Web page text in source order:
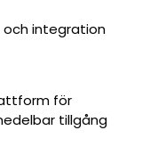
integration
för
tillgång